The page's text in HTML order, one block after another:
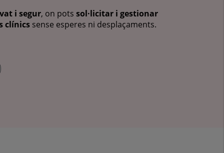
i segur, on pots sol·licitar i gestionar
clínics sense esperes ni desplaçaments.